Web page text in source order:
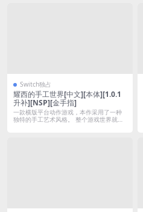
Switch独占
耀西的手工世界[中文][本体][1.0.1
升补][NSP][金手指]
一款横版平台动作游戏，本作采用了一种
独特的手工艺术风格。 整个游戏世界就如